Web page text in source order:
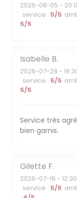
2026-08-05 -
service : 5/5
5/5
Isabelle B
2026-07-28 -
service : 5/5
5/5
Service très
bien garnis.
Gilette F
2026-07-16 -
service : 5/5